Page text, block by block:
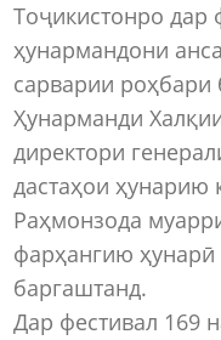
Тоҷикистонро дар
ҳунармандони
сарварии роҳбари
Ҳунарманди
директори
дастаҳои ҳунарию
Раҳмонзода
фарҳангию
баргаштанд.
Дар фестивал 169